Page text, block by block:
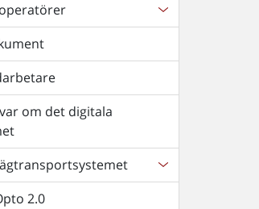
om det digitala
2.0